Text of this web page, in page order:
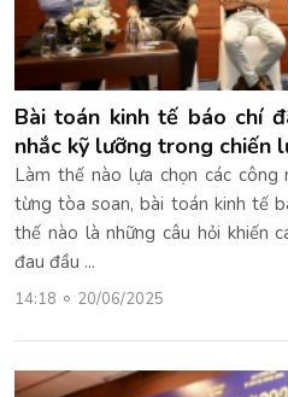
Bài toán kinh tế báo chí
nhắc kỹ lưỡng trong chiến
Làm thế nào lựa chọn các
từng tòa soan, bài toán kinh tế
thế nào là những câu hỏi khiến
đau đầu ...
14:18 20/06/2025